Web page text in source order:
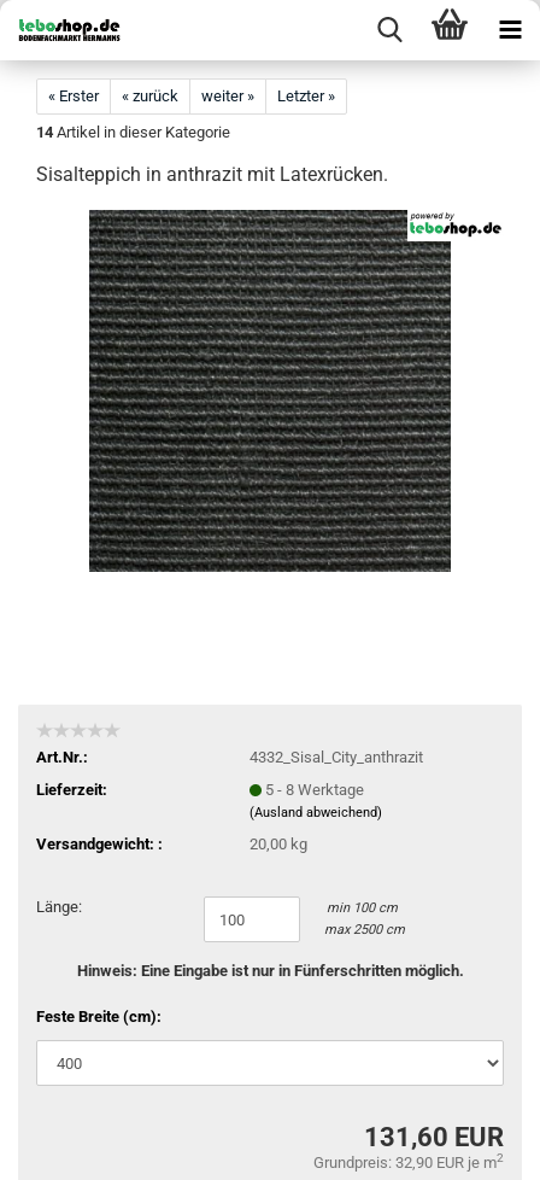
« Erster « zurück weiter »
Letzter »
14 Artikel in dieser Kategorie
Sisalteppich in anthrazit mit Latexrücken.
Art.Nr.:
4332_Sisal_City_anthrazit
Lieferzeit:
5 - 8 Werktage
(Ausland abweichend)
Versandgewicht: : 20,00 kg
Länge:
min 100 cm
max 2500 cm
Hinweis: Eine Eingabe ist nur in Fünferschritten möglich.
Feste Breite (cm):
131,60 EUR
Grundpreis: 32,90 EUR je m2